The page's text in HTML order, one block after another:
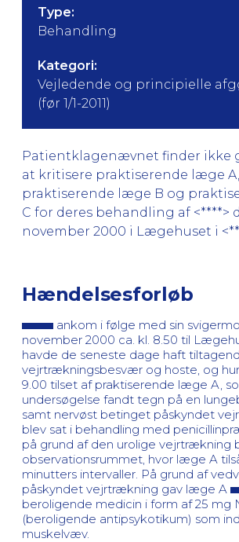
Type:
Behandling
Kategori:
Vejledende og principielle
(før 1/1-2011)
Patientklagenævnet finder ikke
at kritisere praktiserende læge A,
praktiserende læge B og
C for deres behandling af <****>
november 2000 i Lægehuset i
Hændelsesforløb
ankom i følge med sin
november 2000 ca. kl. 8.50 til
havde de seneste dage haft
vejrtrækningsbesvær og hoste, og
9.00 tilset af praktiserende læge A,
undersøgelse fandt tegn på en
samt nervøst betinget påskyndet
blev sat i behandling med
på grund af den urolige vejrtrækning
observationsrummet, hvor læge A
minutters intervaller. På grund af
påskyndet vejrtrækning gav læge A
beroligende medicin i form af 25 mg
(beroligende antipsykotikum) som
muskelvæv.